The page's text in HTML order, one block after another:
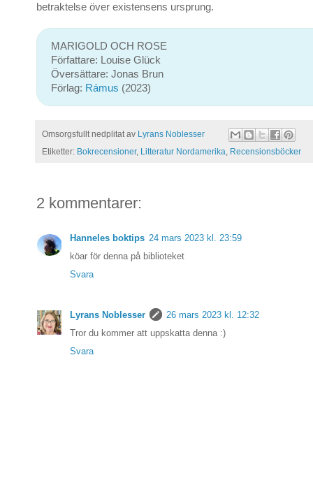
betraktelse över existensens ursprung.
MARIGOLD OCH ROSE
Författare: Louise Glück
Översättare: Jonas Brun
Förlag: Rámus (2023)
Omsorgsfullt nedplitat av Lyrans Noblesser
Etiketter: Bokrecensioner, Litteratur Nordamerika, Recensionsböcker
2 kommentarer:
Hanneles boktips 24 mars 2023 kl. 23:59
köar för denna på biblioteket
Svara
Lyrans Noblesser
26 mars 2023 kl. 12:32
Tror du kommer att uppskatta denna :)
Svara